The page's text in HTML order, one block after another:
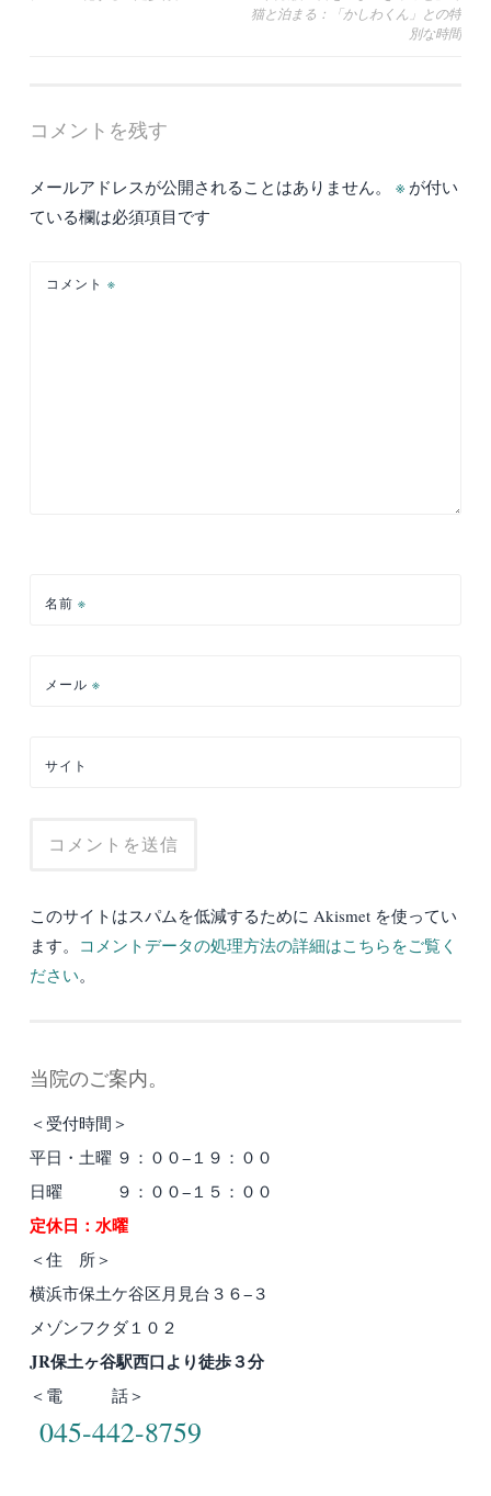
ゲ
シ
ョ
猫と泊まる：「かしわくん」との特
別な時間
コメントを残す
メールアドレスが公開されることはありません。 ※ が付い
ている欄は必須項目です
コメント ※
名前 ※
メール ※
サイト
このサイトはスパムを低減するために Akismet を使ってい
ます。 コメントデータの処理方法の詳細はこちらをご覧く
ださい。
当院のご案内。
＜受付時間＞
平日・土曜 ９：００−１９：００
日曜 ９：００−１５：００
定休日：水曜
＜住 所＞
横浜市保土ケ谷区月見台３６−３
メゾンフクダ１０２
JR保土ヶ谷駅西口より徒歩３分
＜電 話＞
045-442-8759